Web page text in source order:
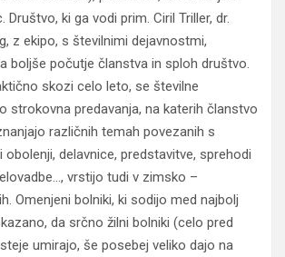
Društvo, ki ga vodi prim. Ciril Triller, dr.
z ekipo, s številnimi dejavnostmi,
boljše počutje članstva in sploh društvo.
skozi celo leto, se številne
strokovna predavanja, na katerih članstvo
različnih temah povezanih s
obolenji, delavnice, predstavitve, sprehodi
vrstijo tudi v zimsko –
Omenjeni bolniki, ki sodijo med najbolj
da srčno žilni bolniki (celo pred
umirajo, še posebej veliko dajo na